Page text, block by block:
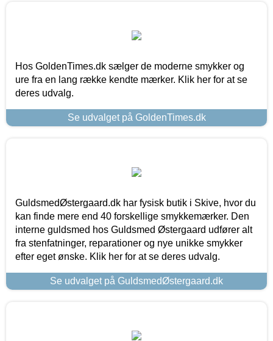
Hos GoldenTimes.dk sælger de moderne smykker og
ure fra en lang række kendte mærker. Klik her for at se
deres udvalg.
Se udvalget på GoldenTimes.dk
GuldsmedØstergaard.dk har fysisk butik i Skive, hvor du
kan finde mere end 40 forskellige smykkemærker. Den
interne guldsmed hos Guldsmed Østergaard udfører alt
fra stenfatninger, reparationer og nye unikke smykker
efter eget ønske. Klik her for at se deres udvalg.
Se udvalget på GuldsmedØstergaard.dk